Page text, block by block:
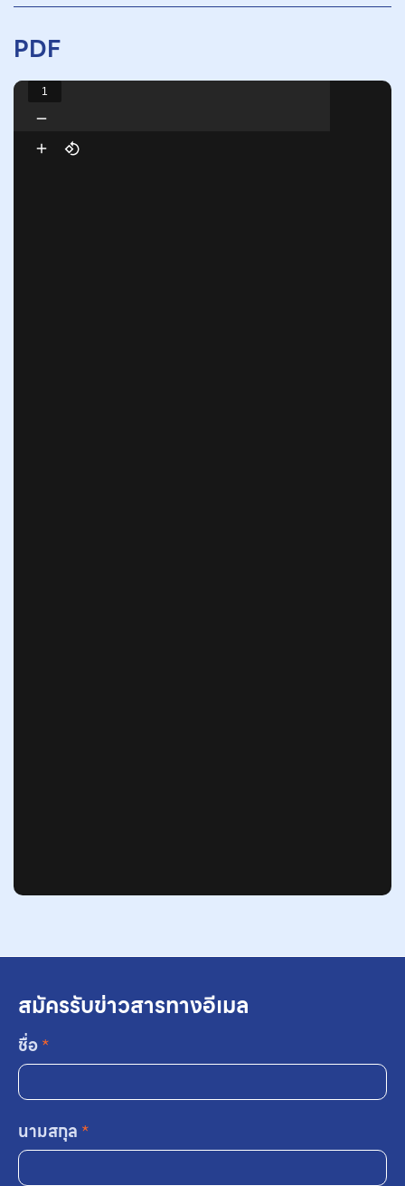
PDF
สมัครรับข่าวสารทางอีเมล
ชื่อ*
นามสกุล *